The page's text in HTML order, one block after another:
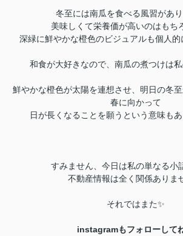
冬至には南瓜を食べる風習があ
美味しくて栄養価が高いのはもち
深緑に鮮やかな橙色のビジュアルも個人的
和食が大好きなので、南瓜の煮つけは
鮮やかな橙色が太陽を連想させ、明日の冬
春に向かって
日が長くなることを願うという意味もあ
すみません、今日は私の単なる小
不動産情報は全く関係ありま
それではまた✨
instagramもフォローして